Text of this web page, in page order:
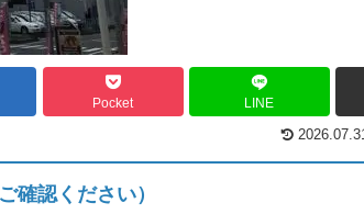
Pocket LINE
2026.07.31
確認ください）